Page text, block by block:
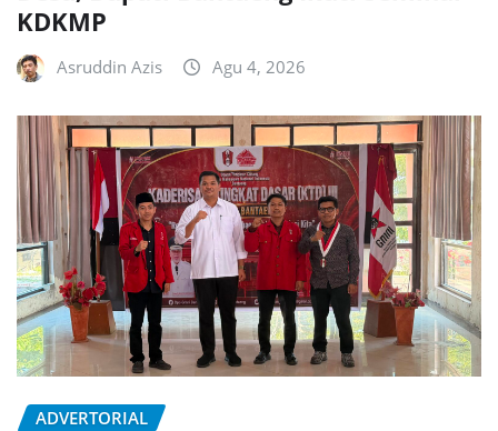
KDKMP
Asruddin Azis Agu 4, 2026
ADVERTORIAL